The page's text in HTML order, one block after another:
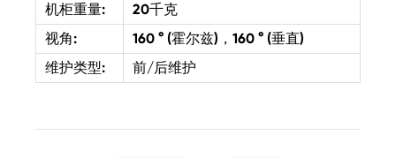
机柜重量:
20千克
视角:
160 ° (霍尔兹)，160 ° (垂直)
维护类型:
前/后维护